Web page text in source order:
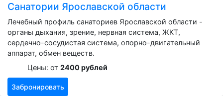
Санатории Ярославской области
Лечебный профиль санаториев Ярославской области -
органы дыхания, зрение, нервная система, ЖКТ,
сердечно-сосудистая система, опорно-двигательный
аппарат, обмен веществ.
Цены: от 2400 рублей
Забронировать